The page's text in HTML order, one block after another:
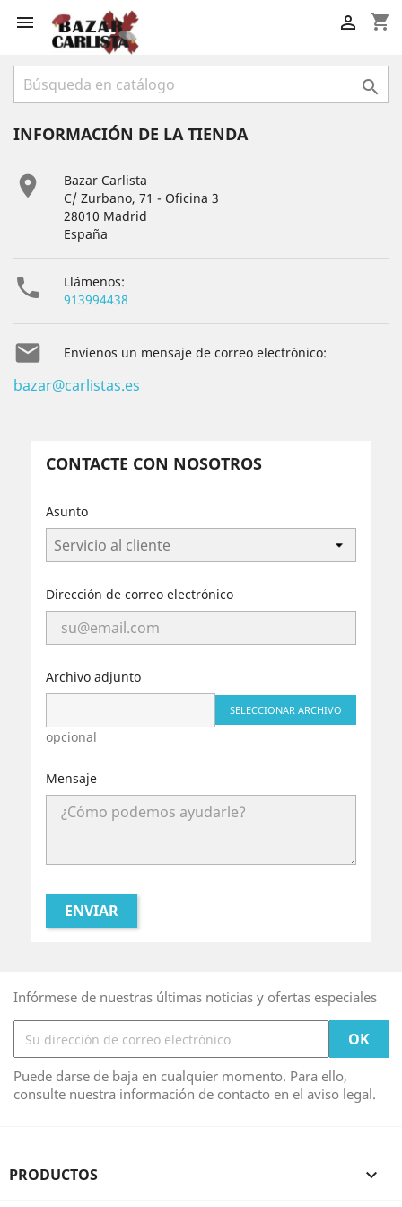
 shopping_cart


INFORMACIÓN DE LA TIENDA

Bazar Carlista
C/ Zurbano, 71 - Oficina 3
28010 Madrid
España

Llámenos:
913994438
 Envíenos un mensaje de correo electrónico:
bazar@carlistas.es
CONTACTE CON NOSOTROS
Asunto
Dirección de correo electrónico
Archivo adjunto
SELECCIONAR ARCHIVO
opcional
Mensaje
Infórmese de nuestras últimas noticias y ofertas especiales
Puede darse de baja en cualquier momento. Para ello,
consulte nuestra información de contacto en el aviso legal.
PRODUCTOS 